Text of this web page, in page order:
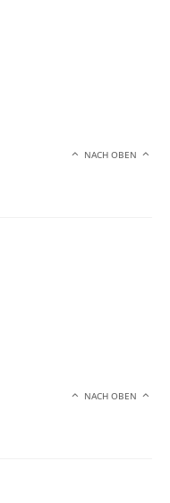
NACH OBEN
NACH OBEN